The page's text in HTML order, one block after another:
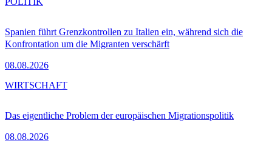
Spanien führt Grenzkontrollen zu Italien ein, während sich die
Konfrontation um die Migranten verschärft
08.08.2026
Das eigentliche Problem der europäischen Migrationspolitik
08.08.2026
WIRTSCHAFT